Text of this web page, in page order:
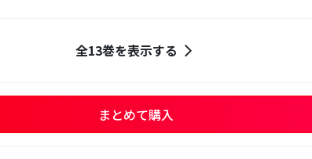
全13巻を表示する
まとめて購入